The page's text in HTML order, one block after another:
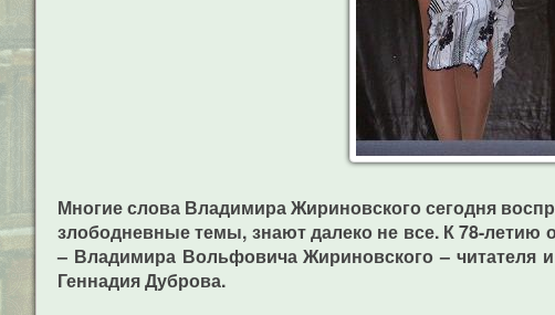
Многие слова Владимира Жириновского сегодня
злободневные темы, знают далеко не все. К 78-летию
– Владимира Вольфовича Жириновского – читателя
Геннадия Дуброва.